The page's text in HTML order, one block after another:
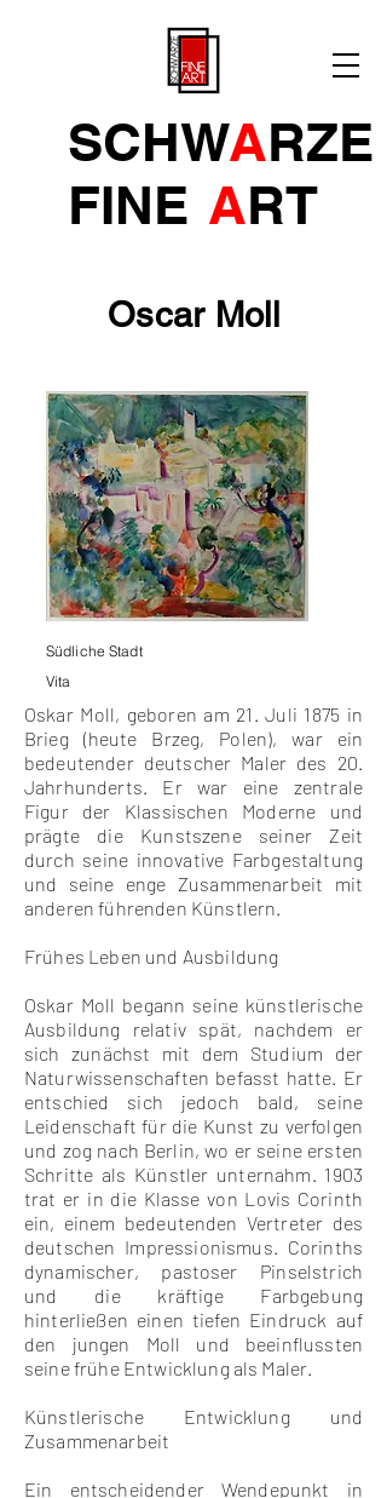
SCHWARZE
FINE ART
Oscar Moll
Südliche Stadt
Vita
Oskar Moll, geboren am 21. Juli 1875 in
Brieg (heute Brzeg, Polen), war ein
bedeutender deutscher Maler des 20.
Jahrhunderts. Er war eine zentrale
Figur der Klassischen Moderne und
prägte die Kunstszene seiner Zeit
durch seine innovative Farbgestaltung
und seine enge Zusammenarbeit mit
anderen führenden Künstlern.
Frühes Leben und Ausbildung
Oskar Moll begann seine künstlerische
Ausbildung relativ spät, nachdem er
sich zunächst mit dem Studium der
Naturwissenschaften befasst hatte. Er
entschied sich jedoch bald, seine
Leidenschaft für die Kunst zu verfolgen
und zog nach Berlin, wo er seine ersten
Schritte als Künstler unternahm. 1903
trat er in die Klasse von Lovis Corinth
ein, einem bedeutenden Vertreter des
deutschen Impressionismus. Corinths
dynamischer, pastoser Pinselstrich
und die kräftige Farbgebung
hinterließen einen tiefen Eindruck auf
den jungen Moll und beeinflussten
seine frühe Entwicklung als Maler.
Künstlerische Entwicklung und
Zusammenarbeit
Ein entscheidender Wendepunkt in